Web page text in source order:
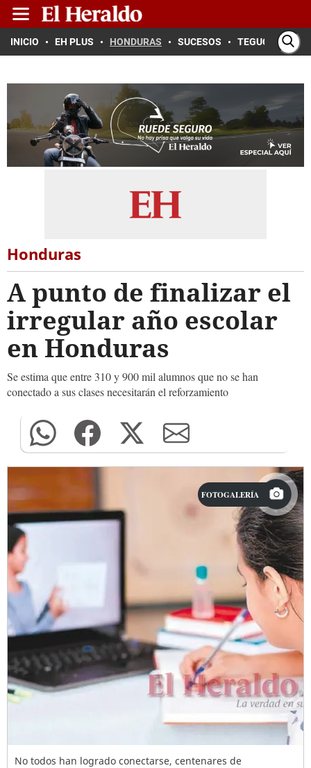
INICIO EH PLUS HONDURAS SUCESOS TEGUCIGALPA
Honduras
A punto de finalizar el
irregular año escolar
en Honduras
Se estima que entre 310 y 900 mil alumnos que no se han
conectado a sus clases necesitarán el reforzamiento
FOTOGALERÍA
No todos han logrado conectarse, centenares de